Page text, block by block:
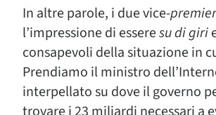
In altre parole, i due vice-premier
l’impressione di esseresu di giri
consapevoli della situazione in
Prendiamo il ministro
interpellato su dove il governo